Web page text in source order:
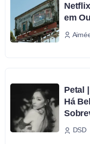
em
Petal
Há
DSD